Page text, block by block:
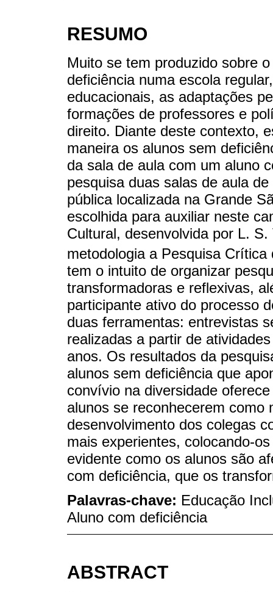
RESUMO
Muito se tem produzido sobre
deficiência numa escola
educacionais, as adaptações
formações de professores e
direito. Diante deste contexto,
maneira os alunos sem
da sala de aula com um aluno
pesquisa duas salas de aula
pública localizada na Grande
escolhida para auxiliar neste
Cultural, desenvolvida por L.
metodologia a Pesquisa Crítica
tem o intuito de organizar
transformadoras e reflexivas,
participante ativo do processo
duas ferramentas: entrevistas
realizadas a partir de
anos. Os resultados da
alunos sem deficiência que
convívio na diversidade
alunos se reconhecerem como
desenvolvimento dos colegas
mais experientes, colocando-
evidente como os alunos são
com deficiência, que os
Palavras-chave: Educação
Aluno com deficiência
ABSTRACT